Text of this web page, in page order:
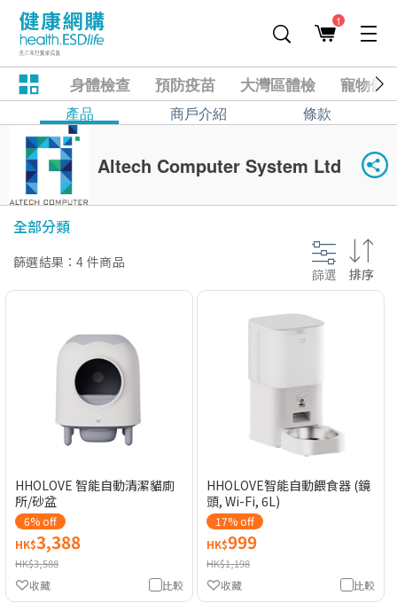
1
身體檢查 預防疫苗 大灣區體檢 寵物健
產品 商戶介紹 條款
Altech Computer System Ltd
全部分類
篩選結果：4 件商品
篩選 排序
HHOLOVE 智能自動清潔貓廁
所/砂盆
6% off
HK$3,388
HK$3,588
比較
收藏
HHOLOVE智能自動餵食器 (鏡
頭, Wi-Fi, 6L)
17% off
HK$999
HK$1,198
比較
收藏